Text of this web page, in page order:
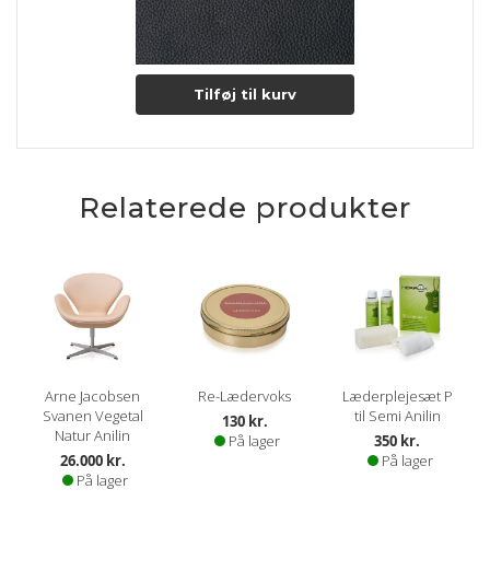
Tilføj til kurv
Relaterede produkter
Arne Jacobsen
Svanen Vegetal
Natur Anilin
26.000 kr.
På lager
Re-Lædervoks
130 kr.
På lager
Læderplejesæt P
til Semi Anilin
350 kr.
På lager